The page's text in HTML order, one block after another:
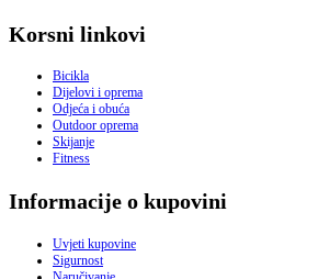
Korsni linkovi
Bicikla
Dijelovi i oprema
Odjeća i obuća
Outdoor oprema
Skijanje
Fitness
Informacije o kupovini
Uvjeti kupovine
Sigurnost